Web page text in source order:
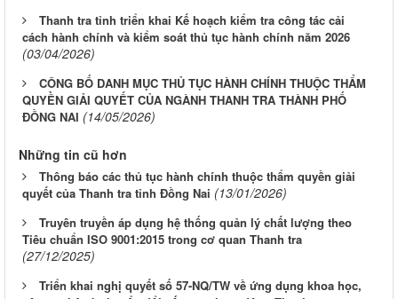
Thanh tra tỉnh triển khai Kế hoạch kiểm tra công tác cải
cách hành chính và kiểm soát thủ tục hành chính năm 2026
(03/04/2026)
CÔNG BỐ DANH MỤC THỦ TỤC HÀNH CHÍNH THUỘC THẨM
QUYỀN GIẢI QUYẾT CỦA NGÀNH THANH TRA THÀNH PHỐ
ĐỒNG NAI (14/05/2026)
Những tin cũ hơn
Thông báo các thủ tục hành chính thuộc thẩm quyền giải
quyết của Thanh tra tỉnh Đồng Nai (13/01/2026)
Truyên truyền áp dụng hệ thống quản lý chất lượng theo
Tiêu chuẩn ISO 9001:2015 trong cơ quan Thanh tra
(27/12/2025)
Triển khai nghị quyết số 57-NQ/TW về ứng dụng khoa học,